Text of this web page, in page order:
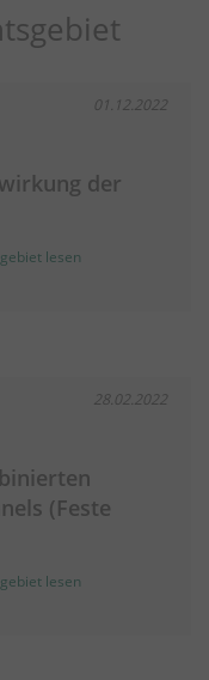
01.12.2022
der
lesen
28.02.2022
(Feste
lesen